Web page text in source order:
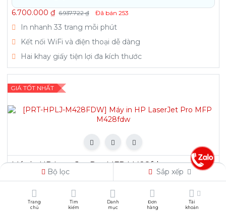
Bộ lọc Sắp xếp
Trang
chủ
Tìm
kiếm
Danh
mục
Đơn
hàng
Tài
khoản
6.700.000 ₫ 6.937.722₫ Đã bán 253
In nhanh 33 trang mỗi phút
Kết nối WiFi và điện thoại dễ dàng
Hai khay giấy tiện lợi đa kích thước
Máy in HP LaserJet Pro MFP M428fdw
13.950.000 15.205.718
In nhanh 40 trang/phút, tự động 2 mặt
GIÁ TỐT NHẤT